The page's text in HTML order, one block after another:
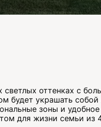
оттенках с
будет украшать
зоны и удобное
для жизни семьи из